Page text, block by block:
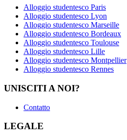
Alloggio studentesco Paris
Alloggio studentesco Lyon
Alloggio studentesco Marseille
Alloggio studentesco Bordeaux
Alloggio studentesco Toulouse
Alloggio studentesco Lille
Alloggio studentesco Montpellier
Alloggio studentesco Rennes
UNISCITI A NOI?
Contatto
LEGALE